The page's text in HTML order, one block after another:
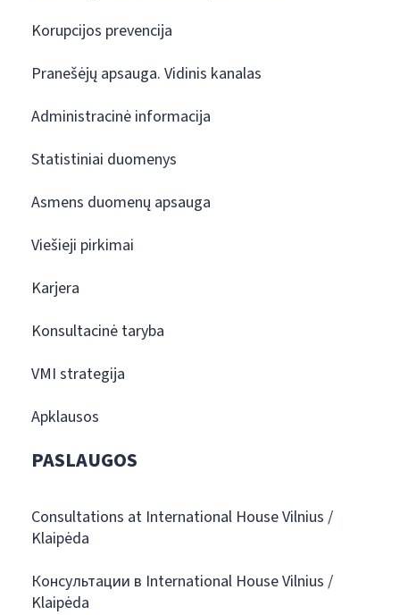
Korupcijos prevencija
Pranešėjų apsauga. Vidinis kanalas
Administracinė informacija
Statistiniai duomenys
Asmens duomenų apsauga
Viešieji pirkimai
Karjera
Konsultacinė taryba
VMI strategija
Apklausos
PASLAUGOS
Consultations at International House Vilnius /
Klaipėda
Консультации в International House Vilnius /
Klaipėda